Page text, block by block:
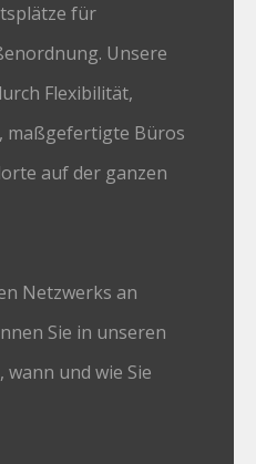
für
Unsere
Flexibilität,
maßgefertigte Büros
auf der ganzen
Netzwerks an
Sie in unseren
und wie Sie